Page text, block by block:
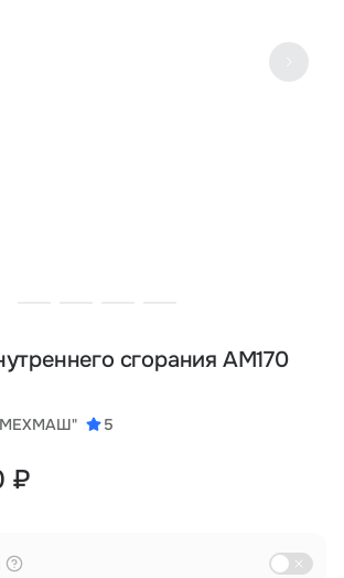
сгорания АМ170
5
₽